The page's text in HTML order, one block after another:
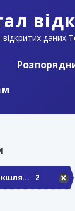
даних
2